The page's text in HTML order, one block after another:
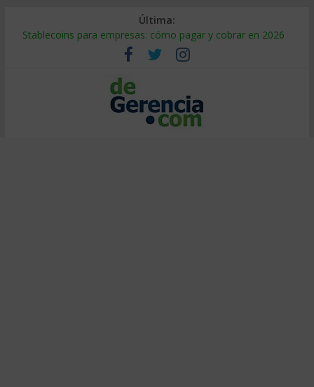
Última:
Stablecoins para empresas: cómo pagar y cobrar en 2026
Despido silencioso: qué es y por qué sale tan caro
IA en selección de personal: cómo auditarla a tiempo
Trabajo forzoso en la cadena de suministro: qué hacer
Mercado hispano de EE. UU.: cómo segmentarlo y venderle